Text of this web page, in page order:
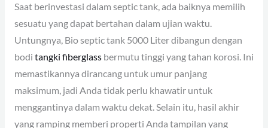
Saat berinvestasi dalam septic tank, ada baiknya memilih
sesuatu yang dapat bertahan dalam ujian waktu.
Untungnya, Bio septic tank 5000 Liter dibangun dengan
bodi tangki fiberglassbermutu tinggi yang tahan korosi. Ini
memastikannya dirancang untuk umur panjang
maksimum, jadi Anda tidak perlu khawatir untuk
menggantinya dalam waktu dekat. Selain itu, hasil akhir
yang ramping memberi properti Anda tampilan yang